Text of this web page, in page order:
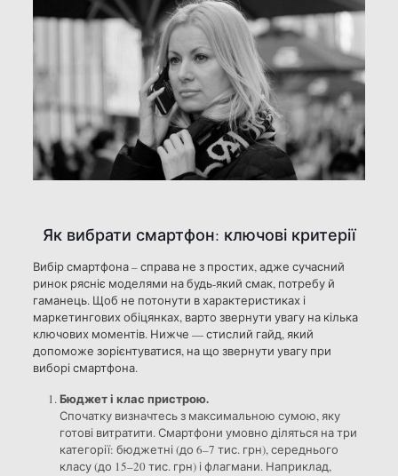
Як вибрати смартфон: ключові критерії
Вибір смартфона – справа не з простих, адже сучасний
ринок рясніє моделями на будь-який смак, потребу й
гаманець. Щоб не потонути в характеристиках і
маркетингових обіцянках, варто звернути увагу на кілька
ключових моментів. Нижче — стислий гайд, який
допоможе зорієнтуватися, на що звернути увагу при
виборі смартфона.
Бюджет і клас пристрою.
Спочатку визначтесь з максимальною сумою, яку
готові витратити. Смартфони умовно діляться на три
категорії: бюджетні (до 6–7 тис. грн), середнього
класу (до 15–20 тис. грн) і флагмани. Наприклад,